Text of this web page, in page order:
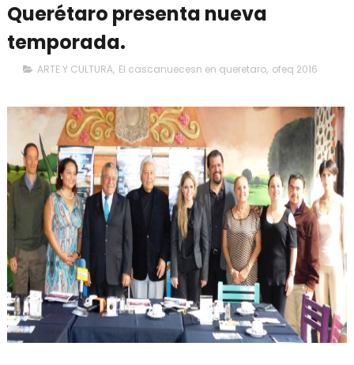
Querétaro presenta nueva
temporada.
ARTE Y CULTURA, El cascanuecesn en queretaro, ofeq 2016